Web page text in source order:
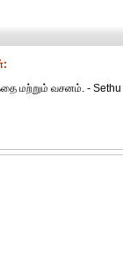
மற்றும் வசனம். -